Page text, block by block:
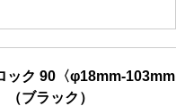
ック 90〈φ18mm-103mm
ブラック）